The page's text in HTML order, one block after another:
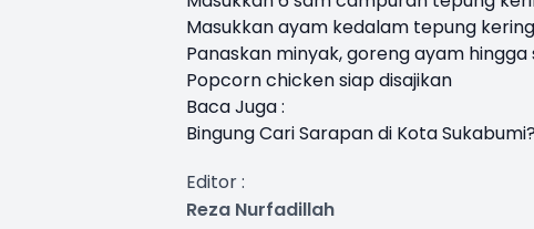
Masukkan ayam kedalam tepung
Panaskan minyak, goreng ayam
Popcorn chicken siap disajikan
Baca Juga :
Bingung Cari Sarapan di Kota
Editor :
Reza Nurfadillah